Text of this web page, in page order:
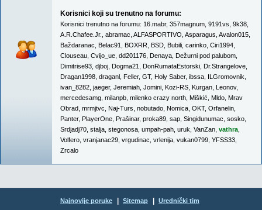
Korisnici koji su trenutno na forumu:
Korisnici trenutno na forumu: 16.mabr, 357magnum 9191vs 9k38
A.R.Chafee.Jr.
abramac ALFASPORTIVO Asparagus Avalon015
Baždaranac Belac91 BOXRR BSD Bubili carinko Ciri1994
Clouseau Cvijo_ue dd201176 Denaya Dežurni pod palubom
Dimitrise93 djboj Dogma21 DonRumataEstorski Dr.Strangelove
Dragan1998 draganl Feller, GT, Holy Saber, ibssa ILGromovnik
ivan_8282 jaeger, Jeremiah Jomini Kozi-RS Kurgan Leonov,
mercedesamg milanpb milenko crazy north Miškić Mldo Mrav
Obrad mrmjtvc Naj-Turs nobutado Nomica OKT, Orfanelin
Panter, PlayerOne Prašinar, proka89 sap Singidunumac sosko
Srdjadj70 stalja stegonosa umpah-pah uruk VanZan vathra
Volfero vranjanac29 vrgudinac vrlenija vukan0799 YFSS33
Zrcalo
Najnovije poruke Sitemap Urednički tim